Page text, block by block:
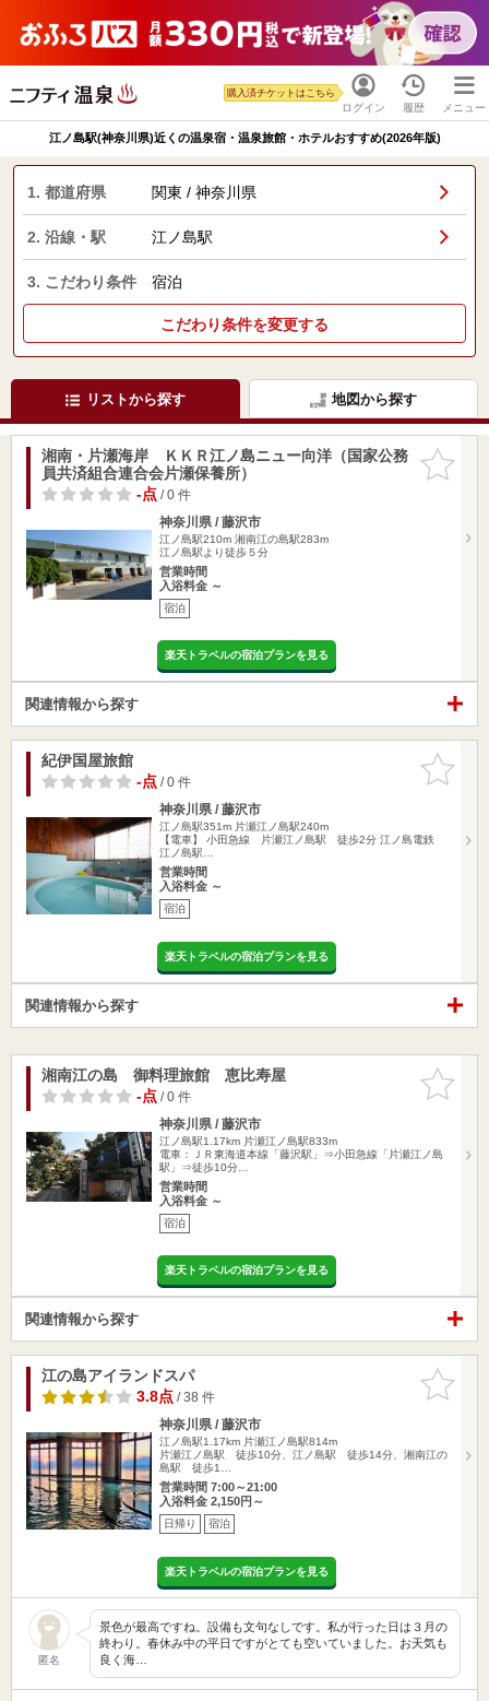
ログイン
購入済チケットはこちら
履歴 メニュー
江ノ島駅(神奈川県)近くの温泉宿・温泉旅館・ホテルおすすめ(2026年版)
1. 都道府県 関東 / 神奈川県
2. 沿線・駅 江ノ島駅
3. こだわり条件 宿泊
こだわり条件を変更する
リストから探す 地図から探す
お気に入
りに追加
湘南・片瀬海岸 ＫＫＲ江ノ島ニュー向洋（国家公務
員共済組合連合会片瀬保養所）
-点/ 0 件
神奈川県 / 藤沢市
江ノ島駅210m 湘南江の島駅283m
江ノ島駅より徒歩５分
営業時間
入浴料金 ～
宿泊
楽天トラベルの宿泊プランを見る
関連情報から探す
お気に入
りに追加
紀伊国屋旅館
-点/ 0 件
神奈川県 / 藤沢市
江ノ島駅351m 片瀬江ノ島駅240m
【電車】 小田急線 片瀬江ノ島駅 徒歩2分 江ノ島電鉄
江ノ島駅…
営業時間
入浴料金 ～
宿泊
楽天トラベルの宿泊プランを見る
関連情報から探す
お気に入
りに追加
湘南江の島 御料理旅館 恵比寿屋
-点/ 0 件
神奈川県 / 藤沢市
江ノ島駅1.17km 片瀬江ノ島駅833m
電車：ＪＲ東海道本線「藤沢駅」⇒小田急線「片瀬江ノ島
駅」⇒徒歩10分…
営業時間
入浴料金 ～
宿泊
楽天トラベルの宿泊プランを見る
関連情報から探す
お気に入
りに追加
江の島アイランドスパ
3.8点/ 38 件
神奈川県 / 藤沢市
江ノ島駅1.17km 片瀬江ノ島駅814m
片瀬江ノ島駅 徒歩10分、江ノ島駅 徒歩14分、湘南江の
島駅 徒歩1…
営業時間 7:00～21:00
入浴料金 2,150円～
日帰り 宿泊
楽天トラベルの宿泊プランを見る
匿名
景色が最高ですね。設備も文句なしです。私が行った日は３月の
終わり。春休み中の平日ですがとても空いていました。お天気も
良く海…